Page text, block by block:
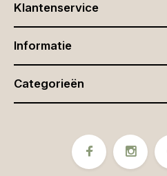
Klantenservice
Informatie
Categorieën